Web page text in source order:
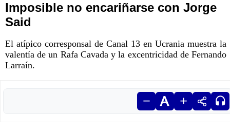
Imposible no encariñarse con Jorge
Said
El atípico corresponsal de Canal 13 en Ucrania muestra la
valentía de un Rafa Cavada y la excentricidad de Fernando
Larraín.